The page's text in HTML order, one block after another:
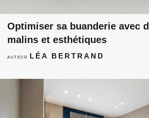
Optimiser sa buanderie avec
malins et esthétiques
AUTEUR LÉA BERTRAND